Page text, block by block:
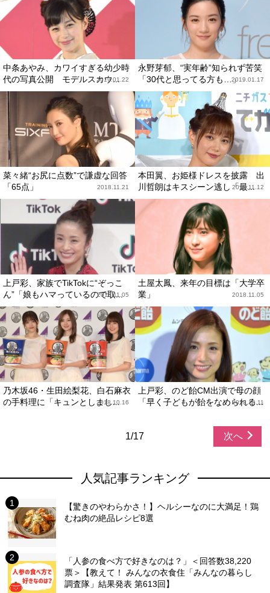
中条あやみ、カワイすぎる幼少時
代の写真公開 モデルスカウ...
2019.01.22
永野芽郁、“実年齢”知られず苦笑
「30代と思ってる方も…」2019.01.17
菜々緒“お尻に点数”で謙虚な回答
「65点」
2018.11.21
本田翼、お姫様ドレスを披露 出
川哲朗はキスシーン逃し「最...
2018.11.12
上戸彩、家族でTikTokに“ぞっこ
ん”「娘もハマっているので取...
2018.11.05
土屋太鳳、来年の目標は「大学卒
業」
2018.11.05
乃木坂46・生田絵梨花、白石麻衣
の手料理に「キュンとしまし...
2018.10.16
上戸彩、のど飴CM出演で母の顔
「早く子どもが飴をなめられる...
2018.10.11
1/17 次へ
人気記事ランキング
【驚きのやわらかさ！】ヘルシーなのに大満足！鶏
むね肉の絶品レシピ8選
「人参の食べ方で好きなのは？」＜回答数38,220
票＞【教えて！ みんなの衣食住「みんなの暮らし
調査隊」結果発表 第613回】